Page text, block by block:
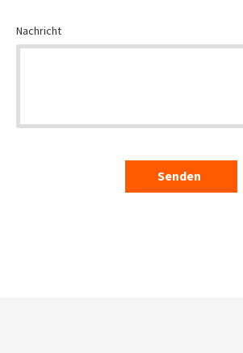
Nachricht
Senden